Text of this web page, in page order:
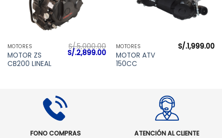
MOTORES
MOTOR ZS
CB200 LINEAL
S/.5,000.00
El
precio
S/.2,899.00El
precio
actual
MOTORES
MOTOR ATV
150CC
S/.1,999.00
FONO COMPRAS
ATENCIÓN AL CLIENTE